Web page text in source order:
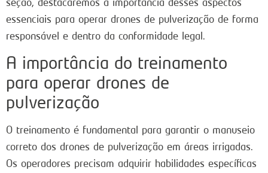
essenciais para operar drones de pulverização de forma
responsável e dentro da conformidade legal.
A importância do treinamento
para operar drones de
pulverização
O treinamento é fundamental para garantir o manuseio
correto dos drones de pulverização em áreas irrigadas.
Os operadores precisam adquirir habilidades específicas